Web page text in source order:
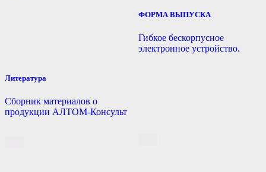
Литература
Сборник материалов о
продукции АЛТОМ-Консульт
ФОРМА ВЫПУСКА
Гибкое бескорпусное
электронное устройство.